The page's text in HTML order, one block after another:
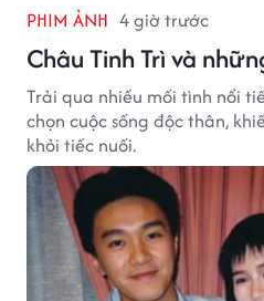
PHIM ẢNH 4 giờ trước
Châu Tinh Trì và
Trải qua nhiều mối tình nổi
chọn cuộc sống độc thân,
khỏi tiếc nuối.